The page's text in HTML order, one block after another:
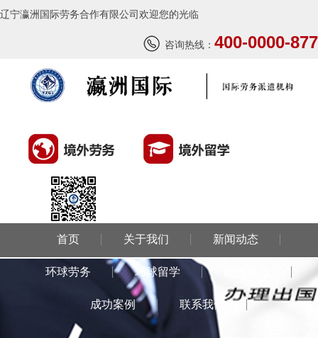
辽宁瀛洲国际劳务合作有限公司欢迎您的光临
咨询热线： 400-0000-877
首页 关于我们 新闻动态
环球劳务 环球留学
成功案例 联系我们